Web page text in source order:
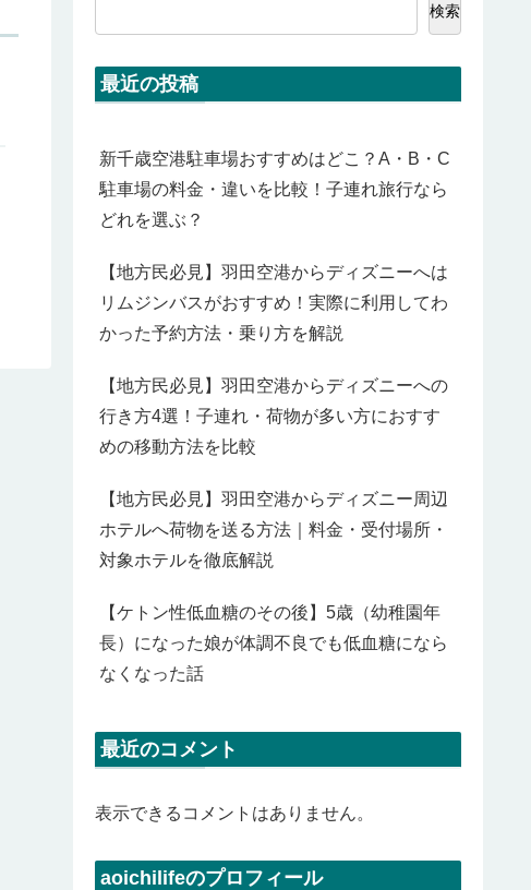
検索
最近の投稿
新千歳空港駐車場おすすめはどこ？A・B・C
駐車場の料金・違いを比較！子連れ旅行なら
どれを選ぶ？
【地方民必見】羽田空港からディズニーへは
リムジンバスがおすすめ！実際に利用してわ
かった予約方法・乗り方を解説
【地方民必見】羽田空港からディズニーへの
行き方4選！子連れ・荷物が多い方におすす
めの移動方法を比較
【地方民必見】羽田空港からディズニー周辺
ホテルへ荷物を送る方法｜料金・受付場所・
対象ホテルを徹底解説
【ケトン性低血糖のその後】5歳（幼稚園年
長）になった娘が体調不良でも低血糖になら
なくなった話
最近のコメント
表示できるコメントはありません。
aoichilifeのプロフィール